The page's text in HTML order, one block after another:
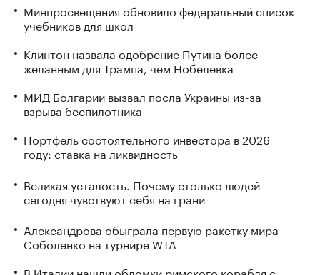
Минпросвещения обновило федеральный список
учебников для школ
Клинтон назвала одобрение Путина более
желанным для Трампа, чем Нобелевка
МИД Болгарии вызвал посла Украины из-за
взрыва беспилотника
Портфель состоятельного инвестора в 2026
году: ставка на ликвидность
Великая усталость. Почему столько людей
сегодня чувствуют себя на грани
Александрова обыграла первую ракетку мира
Соболенко на турнире WTA